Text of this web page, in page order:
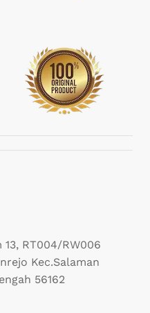
RT004/RW006
Kec.Salaman
56162